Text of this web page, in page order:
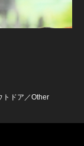
トドア／Other